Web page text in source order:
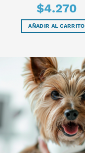
$4.270
AÑADIR AL CARRITO